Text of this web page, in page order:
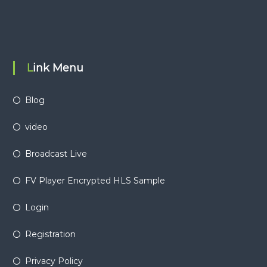
Link Menu
Blog
video
Broadcast Live
FV Player Encrypted HLS Sample
Login
Registration
Privacy Policy